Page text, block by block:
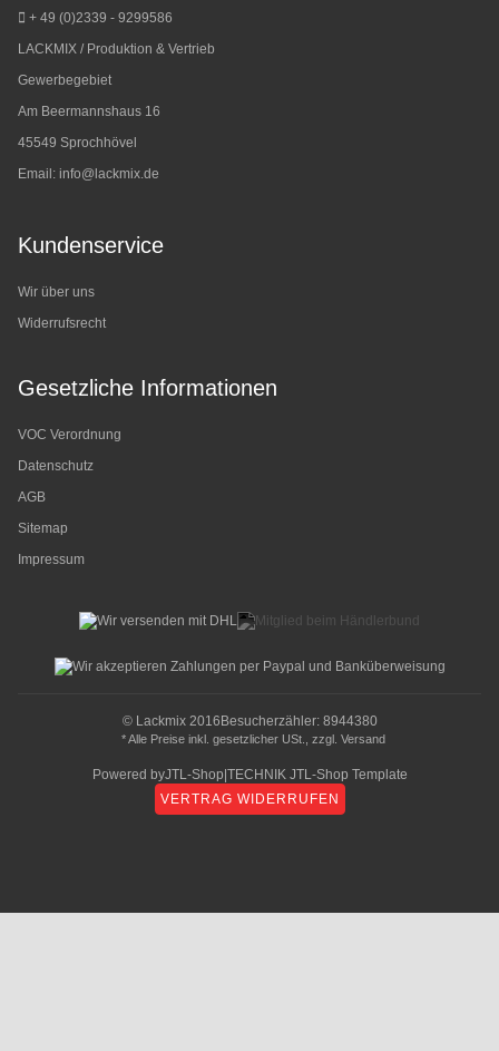
+ 49 (0)2339 - 9299586
LACKMIX / Produktion & Vertrieb
Gewerbegebiet
Am Beermannshaus 16
45549 Sprochhövel
Email: info@lackmix.de
Kundenservice
Wir über uns
Widerrufsrecht
Gesetzliche Informationen
VOC Verordnung
Datenschutz
AGB
Sitemap
Impressum
© Lackmix 2016 Besucherzähler: 8944380
* Alle Preise inkl. gesetzlicher USt., zzgl. Versand
Powered byJTL-Shop TECHNIK JTL-Shop Template
VERTRAG WIDERRUFEN